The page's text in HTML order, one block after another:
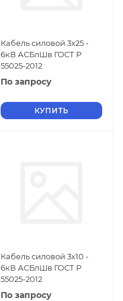
Кабель силовой 3х25 -
6кВ АСБлШв ГОСТ Р
55025-2012
По запросу
КУПИТЬ
Кабель силовой 3х10 -
6кВ АСБлШв ГОСТ Р
55025-2012
По запросу